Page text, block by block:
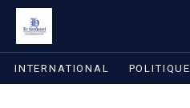
INTERNATIONAL POLITIQUE